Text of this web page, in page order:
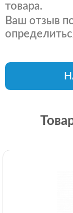
товара.
Ваш отзыв